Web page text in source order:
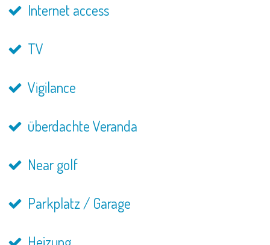
Internet access
TV
Vigilance
überdachte Veranda
Near golf
Parkplatz / Garage